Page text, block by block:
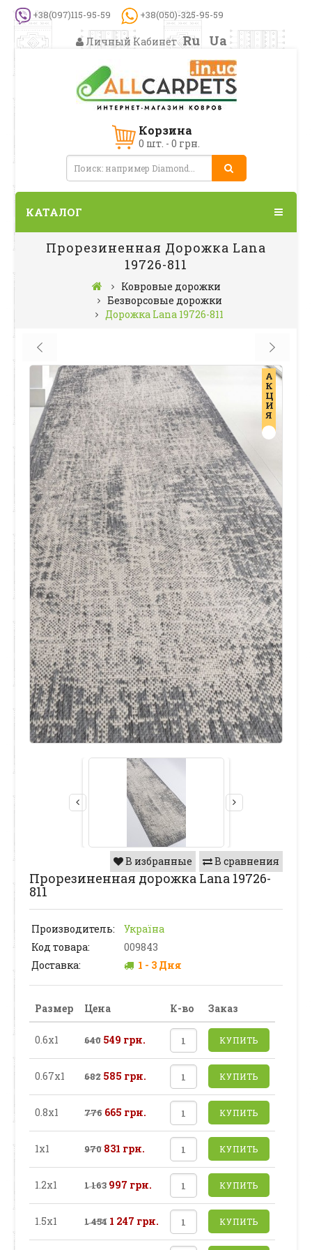
+38(097)115-95-59 +38(050)-325-95-59
Личный Кабинет Ru Ua
Корзина
0 шт. - 0 грн.
КАТАЛОГ
Прорезиненная Дорожка Lana
19726-811
Ковровые дорожки
Безворсовые дорожки
Дорожка Lana 19726-811
А
К
Ц
И
Я
В сравнения
В избранные
Прорезиненная дорожка Lana 19726-
811
Производитель:
Україна
Код товара:
009843
Доставка:
1 - 3 Дня
Размер Цена К-во Заказ
0.6х1 640 549 грн. КУПИТЬ
0.67х1 682 585 грн. КУПИТЬ
0.8х1 776 665 грн. КУПИТЬ
1х1 970 831 грн. КУПИТЬ
1.2х1 1 163 997 грн. КУПИТЬ
1.5х1 1 454 1 247 грн. КУПИТЬ